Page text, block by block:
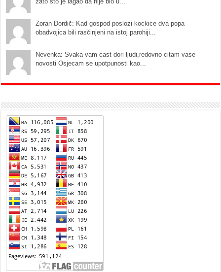
Zoran Đordič: Kad gospod poslozi kockice dva popa
obadvojica bili rasčinjeni na istoj parohiji...
Nevenka: Svaka vam cast dori ljudi,redovno citam vase
novosti Osjecam se upotpunosti kao...